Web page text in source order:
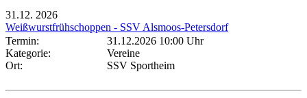
31.12. 2026
Weißwurstfrühschoppen - SSV Alsmoos-Petersdorf
Termin:
31.12.2026 10:00 Uhr
Kategorie:
Vereine
Ort:
SSV Sportheim